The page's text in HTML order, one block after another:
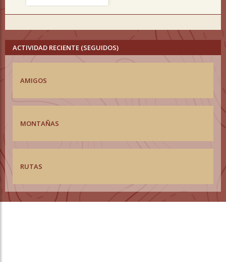
ACTIVIDAD RECIENTE (SEGUIDOS)
AMIGOS
MONTAÑAS
RUTAS